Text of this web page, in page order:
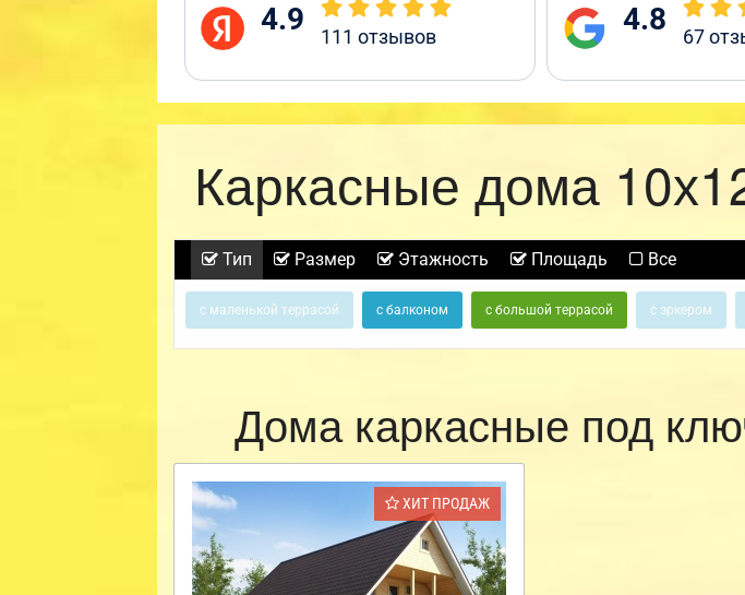
4.9 111 отзывов 4.8 67
Каркасные дома
Тип Размер Этажность Площадь Все
с маленькой террасой с балконом с большой террасой с эркером
Дома каркасные под
ХИТ ПРОДАЖ